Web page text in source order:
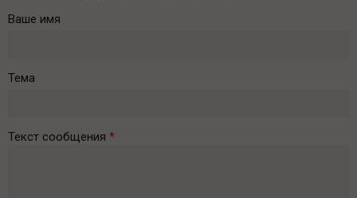
Ваше имя
Тема
Текст сообщения *